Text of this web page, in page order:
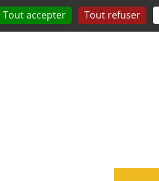
Tout accepter Tout refuser